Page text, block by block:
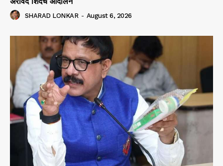
SHARAD LONKAR - August 6, 2026